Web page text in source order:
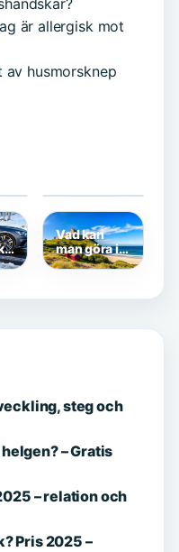
är allergisk mot
av husmorsknep
och roller
Vad kan
man göra i
Varberg? –
steg och
– Gratis
– relation och
Pris 2025 –